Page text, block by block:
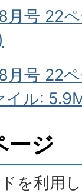
月号 22
月号 22
イル:
ージ
を利用